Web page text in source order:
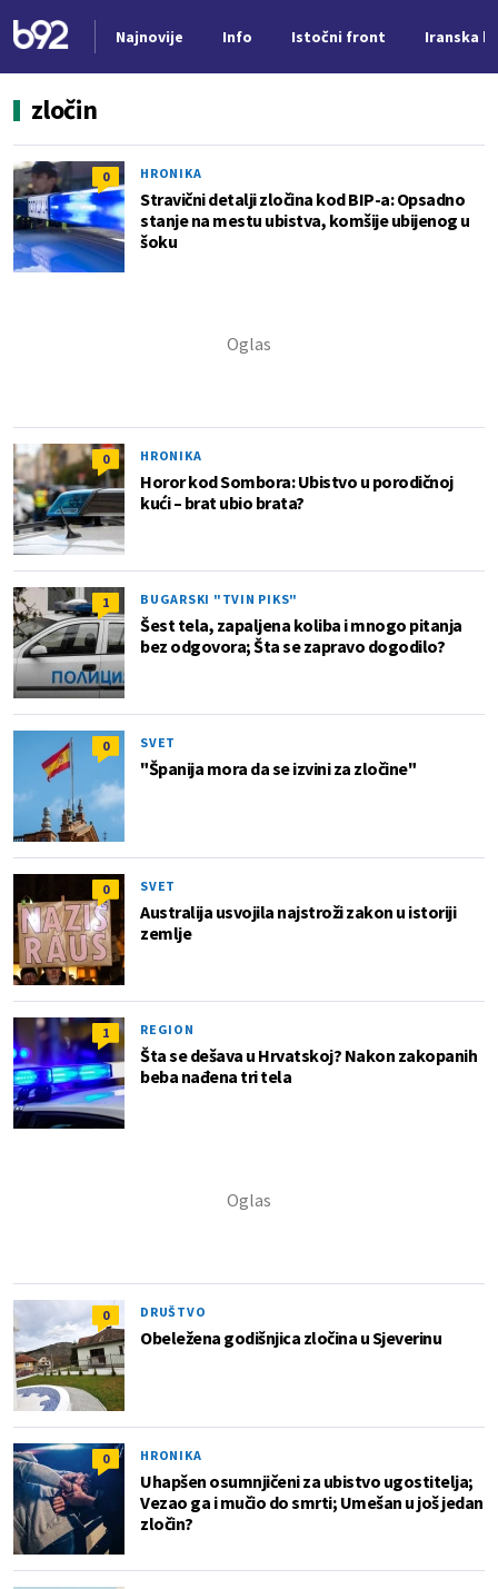
Najnovije Info Istočni front Iranska
zločin
0 HRONIKA
Stravični detalji zločina kod BIP-a: Opsadno
stanje na mestu ubistva, komšije ubijenog u
šoku
0 HRONIKA
Horor kod Sombora: Ubistvo u porodičnoj
kući – brat ubio brata?
1 BUGARSKI "TVIN PIKS"
Šest tela, zapaljena koliba i mnogo pitanja
bez odgovora; Šta se zapravo dogodilo?
0 SVET
"Španija mora da se izvini za zločine"
0 SVET
Australija usvojila najstroži zakon u istoriji
zemlje
1 REGION
Šta se dešava u Hrvatskoj? Nakon zakopanih
beba nađena tri tela
0 DRUŠTVO
Obeležena godišnjica zločina u Sjeverinu
0 HRONIKA
Uhapšen osumnjičeni za ubistvo ugostitelja;
Vezao ga i mučio do smrti; Umešan u još jedan
zločin?